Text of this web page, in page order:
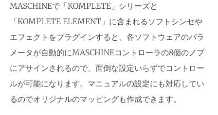
MASCHINEで「KOMPLETE」シリーズと
「KOMPLETE ELEMENT」に含まれるソフトシンセや
エフェクトをプラグインすると、各ソフトウェアのパラ
メータが自動的にMASCHINEコントローラの8個のノブ
にアサインされるので、面倒な設定いらずでコントロー
ルが可能になります。マニュアルの設定にも対応してい
るのでオリジナルのマッピングも作成できます。